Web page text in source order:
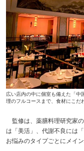
広い店内の中に個室も備えた「中
理のフルコースまで、食材にこだ
監修は、薬膳料理研究家
は「美活」、代謝不良には
お悩みのタイプごとにメイ